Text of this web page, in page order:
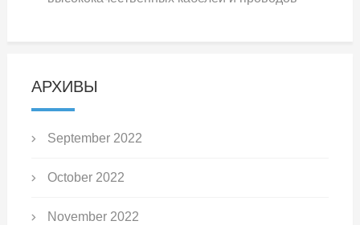
АРХИВЫ
September 2022
October 2022
November 2022